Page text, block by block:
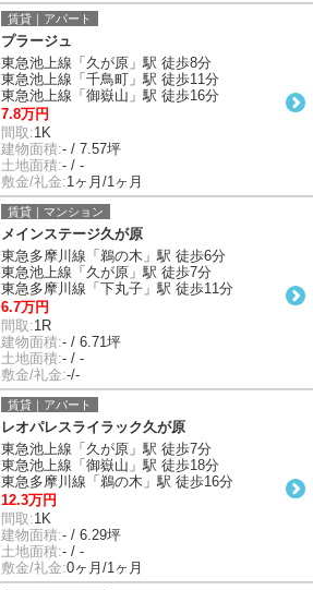
賃貸｜アパート
プラージュ
東急池上線「久が原」駅 徒歩8分
東急池上線「千鳥町」駅 徒歩11分
東急池上線「御嶽山」駅 徒歩16分
7.8万円
間取:1K
建物面積:- / 7.57坪
土地面積:- / -
敷金/礼金:1ヶ月/1ヶ月
賃貸｜マンション
メインステージ久が原
東急多摩川線「鵜の木」駅 徒歩6分
東急池上線「久が原」駅 徒歩7分
東急多摩川線「下丸子」駅 徒歩11分
6.7万円
間取:1R
建物面積:- / 6.71坪
土地面積:- / -
敷金/礼金:-/-
賃貸｜アパート
レオパレスライラック久が原
東急池上線「久が原」駅 徒歩7分
東急池上線「御嶽山」駅 徒歩18分
東急多摩川線「鵜の木」駅 徒歩16分
12.3万円
間取:1K
建物面積:- / 6.29坪
土地面積:- / -
敷金/礼金:0ヶ月/1ヶ月